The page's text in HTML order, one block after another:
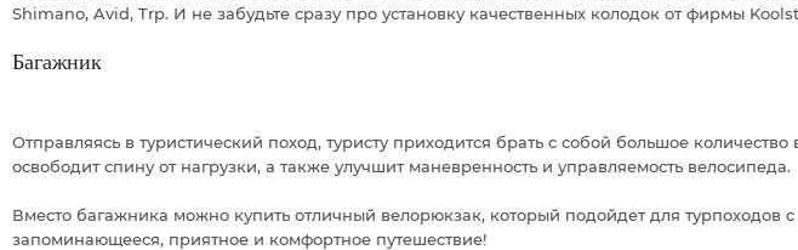
Shimano, Avid, Trp. И не забудьте сразу про установку качественных колодок от фирмы
Багажник
Отправляясь в туристический поход, туристу приходится брать с собой большое
освободит спину от нагрузки, а также улучшит маневренность и управляемость велосипеда.
Вместо багажника можно купить отличный велорюкзак, который подойдет для
запоминающееся, приятное и комфортное путешествие!